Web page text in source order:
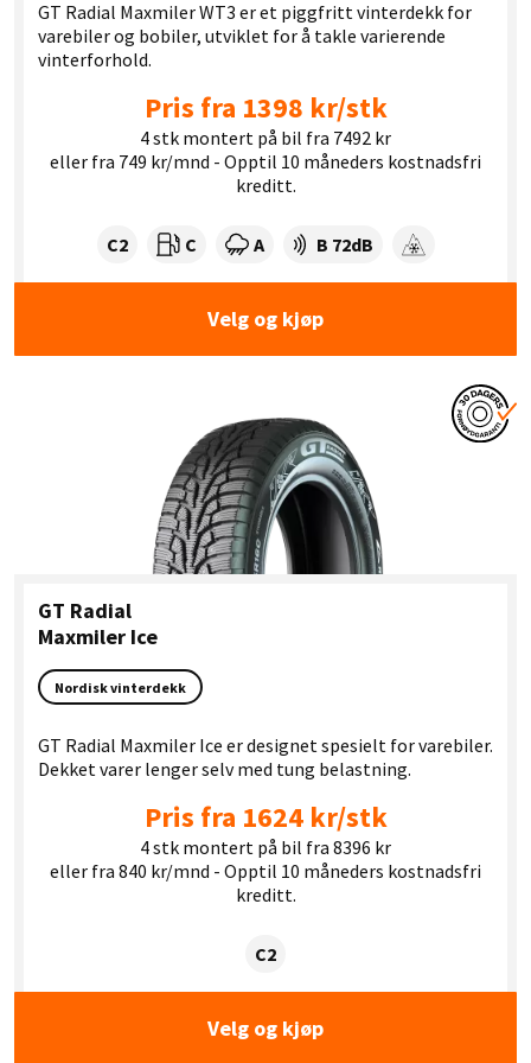
GT Radial Maxmiler WT3 er et piggfritt vinterdekk for
varebiler og bobiler, utviklet for å takle varierende
vinterforhold.
Pris fra 1398 kr/stk
4 stk montert på bil fra 7492 kr
eller fra 749 kr/mnd - Opptil 10 måneders kostnadsfri
kreditt.
Dekklasse:
C2 Drivstofforbruk:
C Våtgrep:
A Dekkstøy (dB):
B 72dB Snøgrep
Velg og kjøp
GT Radial
Maxmiler Ice
Nordisk vinterdekk
GT Radial Maxmiler Ice er designet spesielt for varebiler.
Dekket varer lenger selv med tung belastning.
Pris fra 1624 kr/stk
4 stk montert på bil fra 8396 kr
eller fra 840 kr/mnd - Opptil 10 måneders kostnadsfri
kreditt.
Dekklasse:
C2
Velg og kjøp